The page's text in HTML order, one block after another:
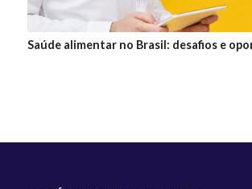
Saúde alimentar no Brasil: desafios e